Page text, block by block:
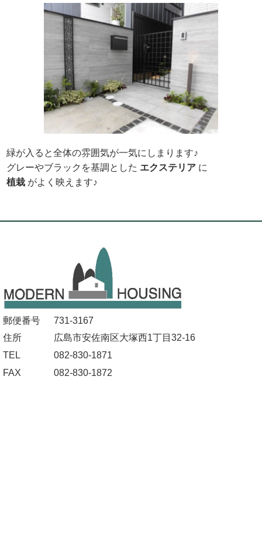
緑が入ると全体の雰囲気が一気にしまります♪
グレーやブラックを基調とした エクステリア に
植栽 がよく映えます♪
郵便番号
731-3167
住所
広島市安佐南区大塚西1丁目32-16
TEL
082-830-1871
FAX
082-830-1872